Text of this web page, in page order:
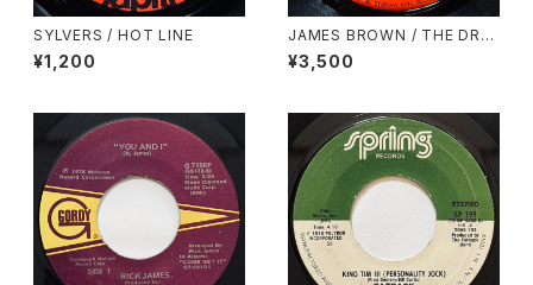
SYLVERS / HOT LINE
¥1,200
JAMES BROWN / THE DRU
NK
¥3,500